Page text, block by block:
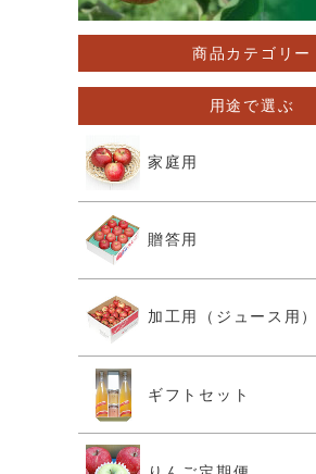
商品カテゴリー
用途で選ぶ
家庭用
贈答用
加工用（ジュース用）
ギフトセット